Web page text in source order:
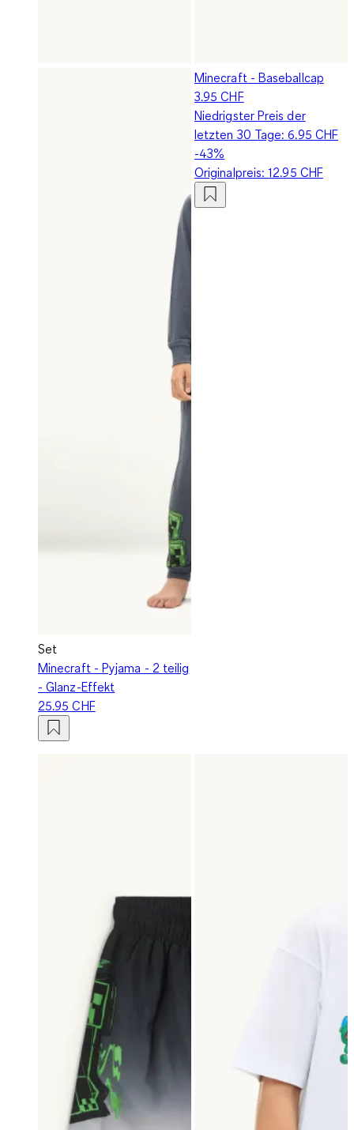
Set
Minecraft - Pyjama - 2 teilig
- Glanz-Effekt
25.95 CHF
Minecraft - Baseballcap
3.95 CHF
Niedrigster Preis der
letzten 30 Tage:6.95 CHF
-43%
Originalpreis:12.95 CHF